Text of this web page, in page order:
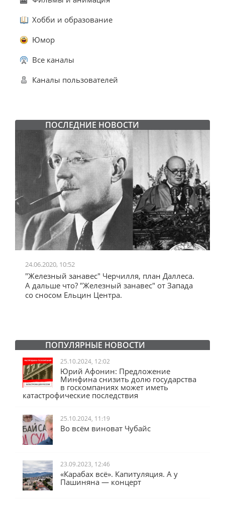
Хобби и образование
Юмор
Все каналы
Каналы пользователей
ПОСЛЕДНИЕ НОВОСТИ
24.06.2020, 10:52
"Железный занавес" Черчилля, план Даллеса.
А дальше что? "Железный занавес" от Запада
со сносом Ельцин Центра.
ПОПУЛЯРНЫЕ НОВОСТИ
25.10.2024, 12:02
Юрий Афонин: Предложение
Минфина снизить долю государства
в госкомпаниях может иметь
катастрофические последствия
25.10.2024, 11:19
Во всём виноват Чубайс
23.09.2023, 12:46
«Карабах всё». Капитуляция. А у
Пашиняна — концерт